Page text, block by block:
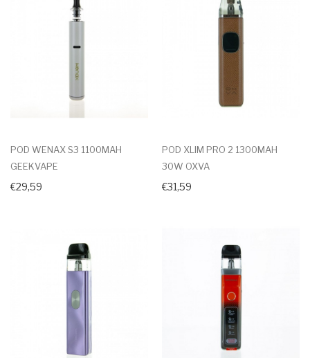
POD WENAX S3 1100MAH
GEEKVAPE
€29,59
POD XLIM PRO 2 1300MAH
30W OXVA
€31,59